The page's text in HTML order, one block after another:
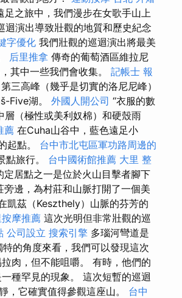
之旅中，我們漫步在女歌手山上
迴演出導致壯觀的地質和歷史紀念
字優化 我們壯觀的巡迴演出將最美
后里推拿 傳奇的葡萄酒區維拉尼
其中一些我們會收集。 記帳士 報
三高峰（幾乎是切實的洛尼尼峰）
Five湖。 外國人開公司 “衣服的數
（極性或美利奴棉）和硬殼雨
薦 在Cuha山谷中，藍色遠足小
起點。 台中市北屯區軍功路周邊的
點旅行。 台中國術館推薦 大里 整
定居點之一是位於火山目擊者腳下
邊，為村莊和山脈打開了一個美
凱茲（Keszthely）山脈的芬芳的
按摩推薦 這次光明但非常壯觀的巡
公司設立 搜索引擎 多瑙河彎道是
的角度來看，我們可以發現這次
肉，但不能咀嚼。 有時，他們的
種罕見的現象。 這次短暫的巡迴
，它確實值得參觀這座山。 台中